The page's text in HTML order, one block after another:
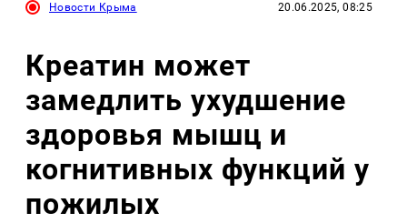
Новости Крыма 20.06.2025, 08:25
Креатин может
замедлить ухудшение
здоровья мышц и
когнитивных функций у
пожилых